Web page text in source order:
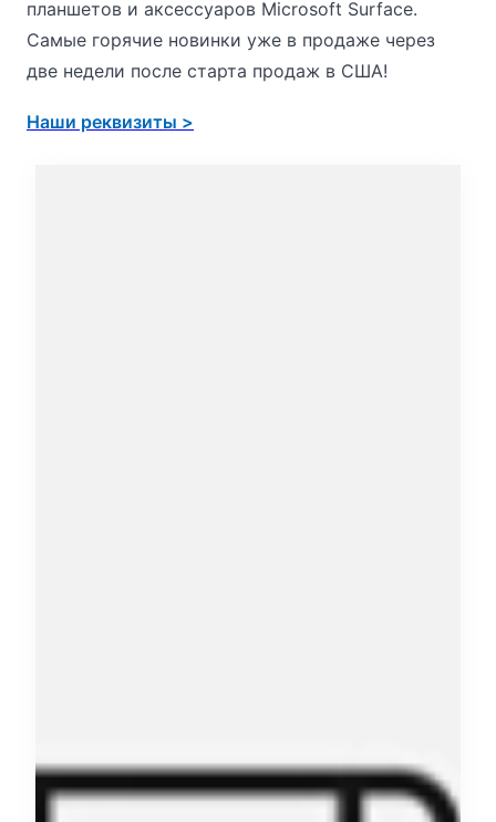
планшетов и аксессуаров Microsoft Surface.
Самые горячие новинки уже в продаже через
две недели после старта продаж в США!
Наши реквизиты >